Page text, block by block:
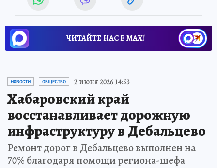
ЧИТАЙТЕ НАС В МАХ!
НОВОСТИ ОБЩЕСТВО 2 июня 2026 14:53
Хабаровский край
восстанавливает дорожную
инфраструктуру в Дебальцево
Ремонт дорог в Дебальцево выполнен на
70% благодаря помощи региона-шефа